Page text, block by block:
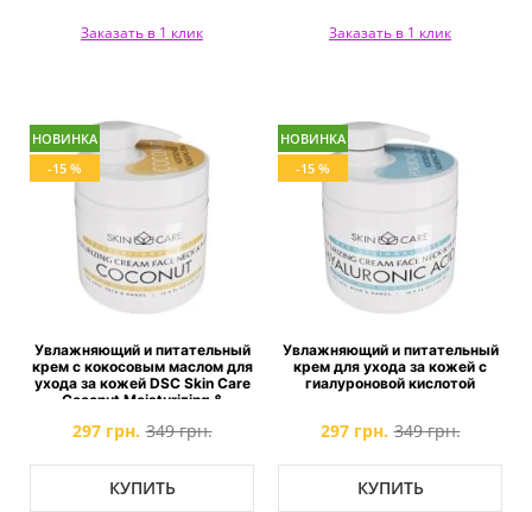
Заказать в 1 клик Заказать в 1 клик
НОВИНКА
-15 %
Увлажняющий и питательный
крем с кокосовым маслом для
ухода за кожей DSC Skin Care
Coconut Moisturizing &
297 грн. 349 грн.
КУПИТЬ
НОВИНКА
-15 %
Увлажняющий и питательный
крем для ухода за кожей с
гиалуроновой кислотой
297 грн. 349 грн.
КУПИТЬ